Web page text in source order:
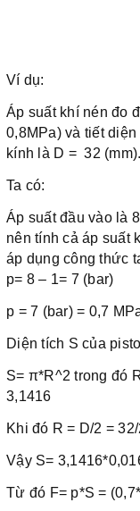
Ví dụ:
Áp suất khí nén đo
0,8MPa) và tiết
kính là D = 32 (mm).
Ta có:
Áp suất đầu vào là
nên tính cả áp suất
áp dụng công thức
p= 8 – 1= 7 (bar)
p = 7 (bar) = 0,7
Diện tích S của
S= π*R^2 trong đó
3,1416
Khi đó R = D/2 =
Vậy S=
Từ đó F= p*S =